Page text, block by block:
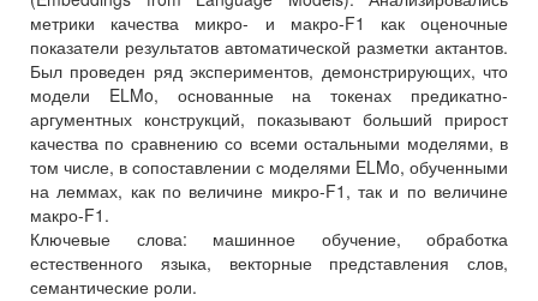
метрики качества микро- и макро-F1 как оценочные
показатели результатов автоматической разметки актантов.
Был проведен ряд экспериментов, демонстрирующих, что
модели ELMo, основанные на токенах предикатно-
аргументных конструкций, показывают больший прирост
качества по сравнению со всеми остальными моделями, в
том числе, в сопоставлении с моделями ELMo, обученными
на леммах, как по величине микро-F1, так и по величине
макро-F1.
Ключевые слова: машинное обучение, обработка
естественного языка, векторные представления слов,
семантические роли.